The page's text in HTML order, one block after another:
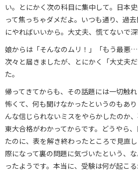
い。とにかく次の科目に集中して。日本
って焦っちゃダメだよ。いつも通り、過
にやればいいから。大丈夫、慌てないで深
娘からは「そんなのムリ！」「もう最悪
次々と届きましたが、とにかく「大丈夫
た。
帰ってきてからも、その話題には一切触
怖くて、何も聞けなかったというのもあ
んな信じられないミスをやらかしたのか
東大合格がわかってからです。どうやら
たのに、表を解き終わったところで見直
際になって裏の問題に気づいたという、
ったようです。本当に、受験は何が起こ